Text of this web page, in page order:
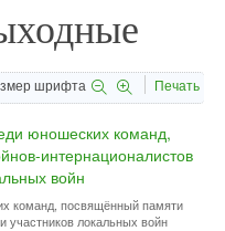
шрифта Печать
команд, посвящённый памяти
участников локальных войн